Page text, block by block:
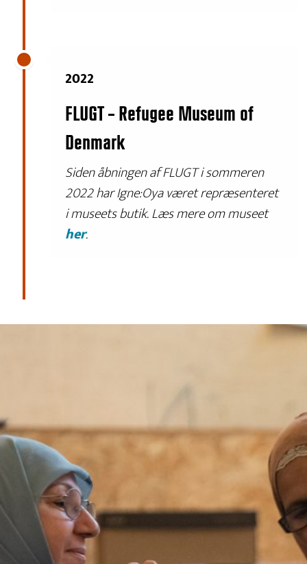
2022
FLUGT – Refugee Museum of
Denmark
Siden åbningen af FLUGT i sommeren
2022 har Igne:Oya været repræsenteret
i museets butik. Læs mere om museet
her.